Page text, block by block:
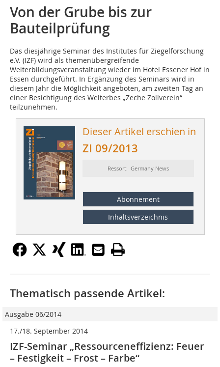
Von der Grube bis zur
Bauteilprüfung
Das diesjährige Seminar des Institutes für Ziegelforschung
e.V. (IZF) wird als themenübergreifende
Weiterbildungsveranstaltung wieder im Hotel Essener Hof in
Essen durchgeführt. In Ergänzung des Seminars wird in
diesem Jahr die Möglichkeit angeboten, am zweiten Tag an
einer Besichtigung des Welterbes „Zeche Zollverein“
teilzunehmen.
Dieser Artikel erschien in
ZI 09/2013
Ressort: Germany News
Abonnement
Inhaltsverzeichnis
Thematisch passende Artikel:
Ausgabe 06/2014
17./18. September 2014
IZF-Seminar „Ressourceneffizienz: Feuer
– Festigkeit – Frost – Farbe“